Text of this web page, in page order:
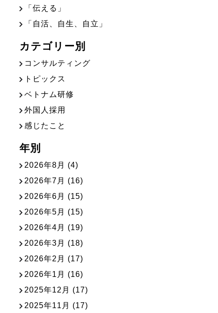
「伝える」
「自活、自生、自立」
カテゴリー別
コンサルティング
トピックス
ベトナム研修
外国人採用
感じたこと
年別
2026年8月 (4)
2026年7月 (16)
2026年6月 (15)
2026年5月 (15)
2026年4月 (19)
2026年3月 (18)
2026年2月 (17)
2026年1月 (16)
2025年12月 (17)
2025年11月 (17)